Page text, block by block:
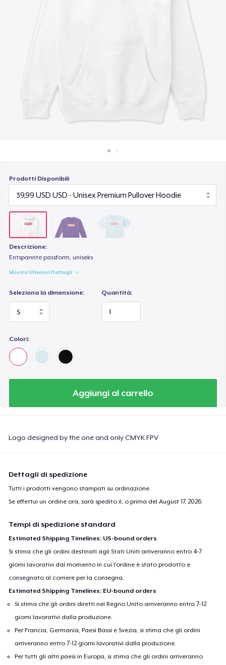
Vendi qualsiasi cosa
Prodotti Disponibili
Descrizione:
Entspannte passform, uniseks
Mostra Ulteriori Dettagli
Seleziona la dimensione: Quantità:
Colori:
Aggiungi al carrello
Logo designed by the one and only CMYK FPV
Dettagli di spedizione
Tutti i prodotti vengono stampati su ordinazione.
Se effettui un ordine ora, sarà spedito il, o prima delAugust 17, 2026.
Tempi di spedizione standard
Estimated Shipping Timelines: US-bound orders
Si stima che gli ordini destinati agli Stati Uniti arriveranno entro 4-7
giorni lavorativi dal momento in cui l'ordine è stato prodotto e
consegnato al corriere per la consegna.
Estimated Shipping Timelines: EU-bound orders
Si stima che gli ordini diretti nel Regno Unito arriveranno entro 7-12
giorni lavorativi dalla produzione.
Per Francia, Germania, Paesi Bassi e Svezia, si stima che gli ordini
arriveranno entro 7-12 giorni lavorativi dalla produzione.
Per tutti gli altri paesi in Europa, si stima che gli ordini arriveranno